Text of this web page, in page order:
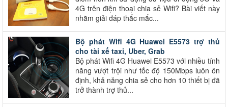
4G trên điện thoại chia sẻ Wifi? Bài viết này
nhằm giải đáp thắc mắc...
Bộ phát Wifi 4G Huawei E5573 trợ thủ
cho tài xế taxi, Uber, Grab
Bộ phát Wifi 4G Huawei E5573 với nhiều tính
năng vượt trội như tốc độ 150Mbps luôn ôn
định, khả năng chia sẻ cho hơn 10 thiết bị đã
trở thành trợ thủ...